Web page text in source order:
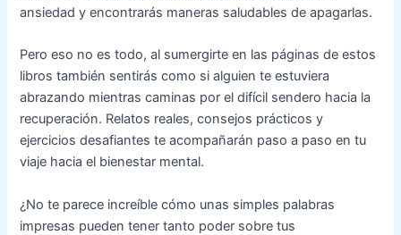
ansiedad y encontrarás maneras saludables de apagarlas.
Pero eso no es todo, al sumergirte en las páginas de estos
libros también sentirás como si alguien te estuviera
abrazando mientras caminas por el difícil sendero hacia la
recuperación. Relatos reales, consejos prácticos y
ejercicios desafiantes te acompañarán paso a paso en tu
viaje hacia el bienestar mental.
¿No te parece increíble cómo unas simples palabras
impresas pueden tener tanto poder sobre tus